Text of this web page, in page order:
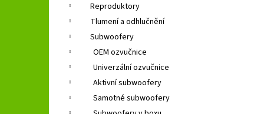
Reproduktory
Tlumení a odhlučnění
Subwoofery
OEM ozvučnice
Univerzální ozvučnice
Aktivní subwoofery
Samotné subwoofery